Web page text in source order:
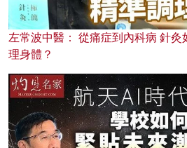
左常波中醫： 從痛症到內科病 針灸
理身體？